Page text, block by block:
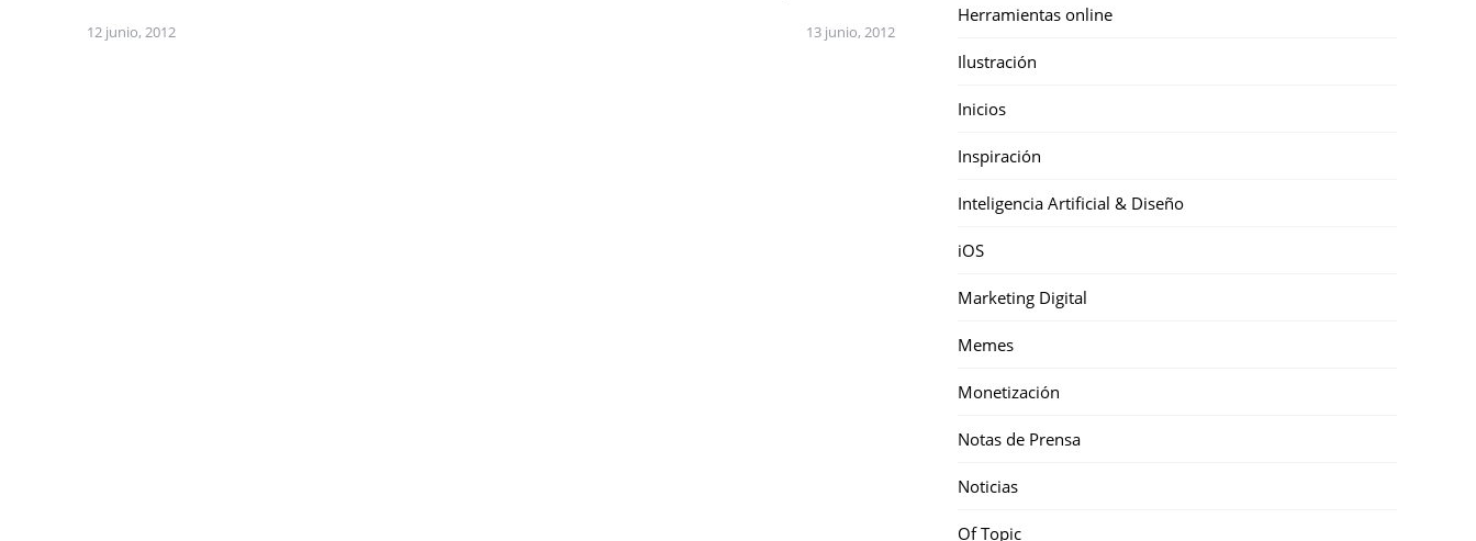
12 junio, 2012 13 junio, 2012
Herramientas online
Ilustración
Inicios
Inspiración
Inteligencia Artificial & Diseño
iOS
Marketing Digital
Memes
Monetización
Notas de Prensa
Noticias
Of Topic